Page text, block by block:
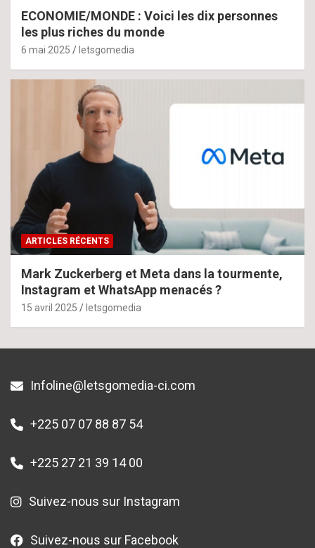
ECONOMIE/MONDE : Voici les dix personnes
les plus riches du monde
6 mai 2025 letsgomedia
ARTICLES RÉCENTS
Mark Zuckerberg et Meta dans la tourmente,
Instagram et WhatsApp menacés ?
15 avril 2025 letsgomedia
Infoline@letsgomedia-ci.com
+225 07 07 88 87 54
+225 27 21 39 14 00
Suivez-nous sur Instagram
Suivez-nous sur Facebook